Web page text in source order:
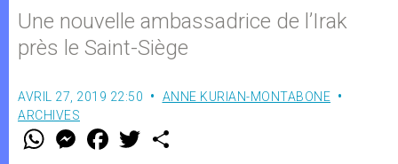
Une nouvelle ambassadrice de l’Irak
près le Saint-Siège
AVRIL 27, 2019 22:50
ANNE KURIAN-MONTABONE
ARCHIVES
W M
e
F
a w